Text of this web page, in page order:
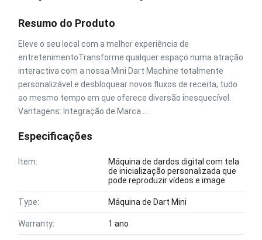
Resumo do Produto
Eleve o seu local com a melhor experiência de
entretenimentoTransforme qualquer espaço numa atração
interactiva com a nossa Mini Dart Machine totalmente
personalizável.e desbloquear novos fluxos de receita, tudo
ao mesmo tempo em que oferece diversão inesquecível.
Vantagens: Integração de Marca ...
Especificações
Item:
Máquina de dardos digital com tela
de inicialização personalizada que
pode reproduzir vídeos e image
Type: Máquina de Dart Mini
Warranty: 1 ano